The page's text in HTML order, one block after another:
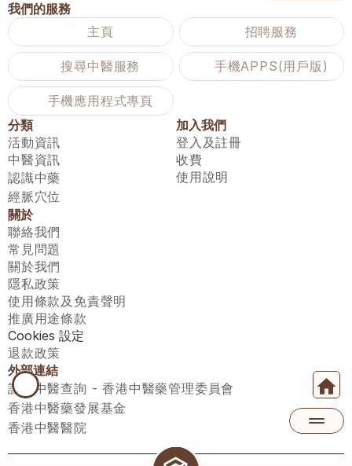
我們的服務
主頁
招聘服務
搜尋中醫服務 手機APPS(用戶版)
手機應用程式專頁
分類
活動資訊
中醫資訊
認識中藥
經脈穴位
加入我們
登入及註冊
收費
使用說明
關於
聯絡我們
常見問題
關於我們
隱私政策
使用條款及免責聲明
推廣用途條款
Cookies 設定
退款政策
外部連結
註冊中醫查詢 - 香港中醫藥管理委員會
香港中醫藥發展基金
香港中醫醫院